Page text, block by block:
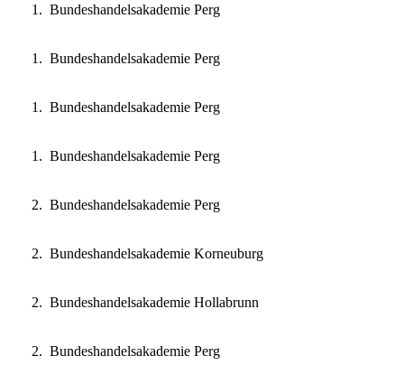
Bundeshandelsakademie Perg
Bundeshandelsakademie Perg
Bundeshandelsakademie Perg
Bundeshandelsakademie Perg
Bundeshandelsakademie Perg
Bundeshandelsakademie Korneuburg
Bundeshandelsakademie Hollabrunn
Bundeshandelsakademie Perg